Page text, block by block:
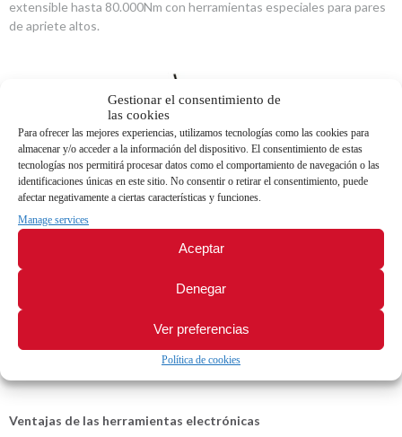
Gestionar el consentimiento de
las cookies
Para ofrecer las mejores experiencias, utilizamos tecnologías como las cookies para
almacenar y/o acceder a la información del dispositivo. El consentimiento de estas
tecnologías nos permitirá procesar datos como el comportamiento de navegación o las
identificaciones únicas en este sitio. No consentir o retirar el consentimiento, puede
afectar negativamente a ciertas características y funciones.
Manage services
Aceptar
Denegar
Ver preferencias
Política de cookies
extensible hasta 80.000Nm con herramientas especiales para pares
de apriete altos.
Ventajas de un apriete controlado
en el montaje.
del producto final.
Ventajas de las herramientas electrónicas